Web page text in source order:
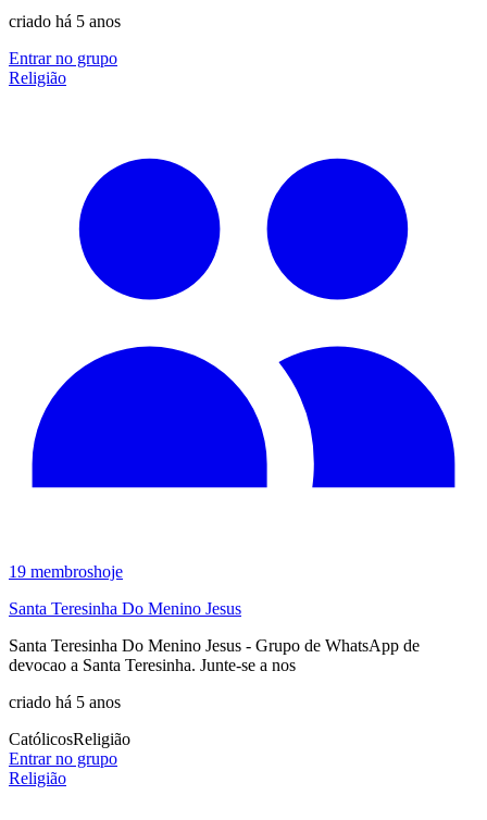
criado há 5 anos
Entrar no grupo
Religião
19 membroshoje
Santa Teresinha Do Menino Jesus
Santa Teresinha Do Menino Jesus - Grupo de WhatsApp de
devocao a Santa Teresinha. Junte-se a nos
criado há 5 anos
CatólicosReligião
Entrar no grupo
Religião